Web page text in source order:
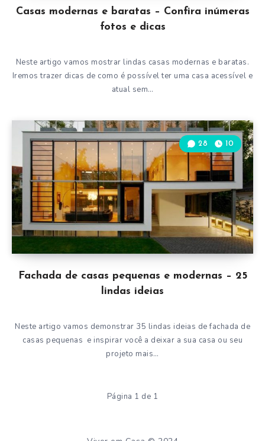
Casas modernas e baratas – Confira inúmeras
fotos e dicas
Neste artigo vamos mostrar lindas casas modernas e baratas.
Iremos trazer dicas de como é possível ter uma casa acessível e
atual sem…
Fachada de casas pequenas e modernas – 25
lindas ideias
28 10
Neste artigo vamos demonstrar 35 lindas ideias de fachada de
casas pequenas e inspirar você a deixar a sua casa ou seu
projeto mais…
Página 1 de 1